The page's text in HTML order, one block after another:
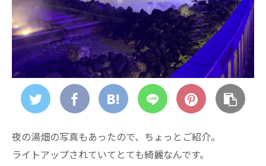
夜の湯畑の写真もあったので、ちょっとご紹介。
ライトアップされていてとても綺麗なんです。